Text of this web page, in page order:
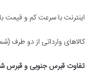
اینترنت با سرعت کم و قیمت
کالاهای وارداتی از دو طرف
تفاوت قبرس جنوبی و قبرس